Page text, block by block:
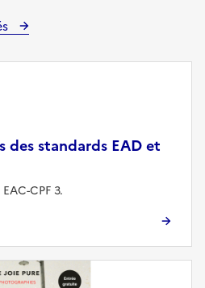
des standards EAD et
CPF 3.